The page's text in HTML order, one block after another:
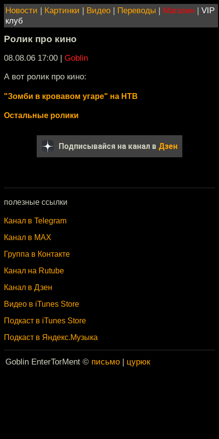
Новости | Картинки | Видео | Переводы | Магазин | VIP
клуб
Ролик про кино
08.08.06 17:00 | Goblin
А вот ролик про кино:
"Зомби в кровавом угаре" на НТВ
Остальные ролики
Подписывайся на канал в Дзен
полезные ссылки
Канал в Telegram
Канал в MAX
Группа в Контакте
Канал на Rutube
Канал в Дзен
Видео в iTunes Store
Подкаст в iTunes Store
Подкаст в Яндекс.Музыка
Goblin EnterTorMent © письмо | цурюк